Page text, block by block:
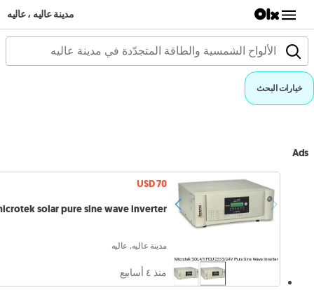
مدينة عاليه ، عاليه
خيارات البحث
Ads
USD 70
solar pure sine wave inverter
مدينة عاليه, عاليه
منذ ٤ أسابيع